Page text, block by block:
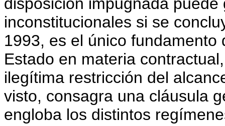
inconstitucionales si se
1993, es el único
Estado en materia
ilegítima restricción del
visto, consagra una cláusula
engloba los distintos